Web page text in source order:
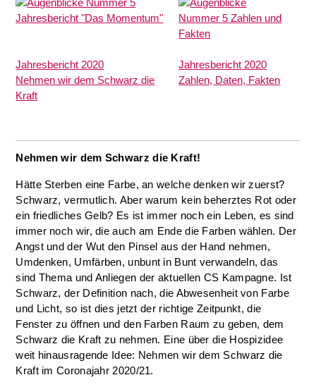
Jahresbericht 2020
Nehmen wir dem Schwarz die
Kraft
Jahresbericht 2020
Zahlen, Daten, Fakten
Nehmen wir dem Schwarz die Kraft!
Hätte Sterben eine Farbe, an welche denken wir zuerst?
Schwarz, vermutlich. Aber warum kein beherztes Rot oder
ein friedliches Gelb? Es ist immer noch ein Leben, es sind
immer noch wir, die auch am Ende die Farben wählen. Der
Angst und der Wut den Pinsel aus der Hand nehmen,
Umdenken, Umfärben, unbunt in Bunt verwandeln, das
sind Thema und Anliegen der aktuellen CS Kampagne. Ist
Schwarz, der Definition nach, die Abwesenheit von Farbe
und Licht, so ist dies jetzt der richtige Zeitpunkt, die
Fenster zu öffnen und den Farben Raum zu geben, dem
Schwarz die Kraft zu nehmen. Eine über die Hospizidee
weit hinausragende Idee: Nehmen wir dem Schwarz die
Kraft im Coronajahr 2020/21.